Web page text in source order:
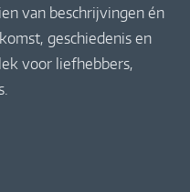
van beschrijvingen én
geschiedenis en
voor liefhebbers,